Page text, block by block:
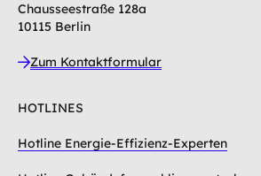
Chausseestraße 128a
10115 Berlin
Zum Kontaktformular
HOTLINES
Hotline Energie-Effizienz-Experten